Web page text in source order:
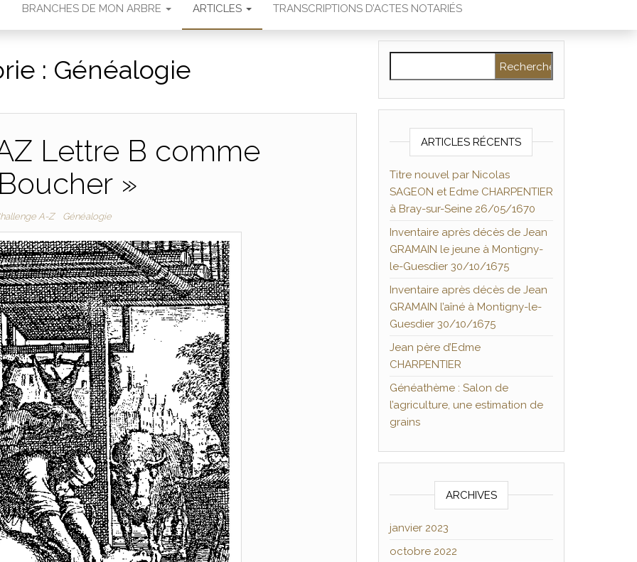
BRANCHES DE MON ARBRE ARTICLES TRANSCRIPTIONS D’ACTES NOTARIÉS
: Généalogie
Lettre B comme
»
A-Z Généalogie
ARTICLES RÉCENTS
Titre nouvel par Nicolas
SAGEON et Edme CHARPENTIER
à Bray-sur-Seine 26/05/1670
Inventaire après décès de Jean
GRAMAIN le jeune à Montigny-
le-Guesdier 30/10/1675
Inventaire après décès de Jean
GRAMAIN l’aîné à Montigny-le-
Guesdier 30/10/1675
Jean père d’Edme
CHARPENTIER
Généathème : Salon de
l’agriculture, une estimation de
grains
ARCHIVES
janvier 2023
octobre 2022